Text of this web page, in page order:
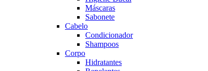
Máscaras
Sabonete
Cabelo
Condicionador
Shampoos
Corpo
Hidratantes